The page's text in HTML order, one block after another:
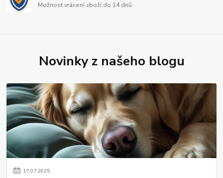
Možnost vrácení zboží do 14 dnů
Novinky z našeho blogu
17.07.2025